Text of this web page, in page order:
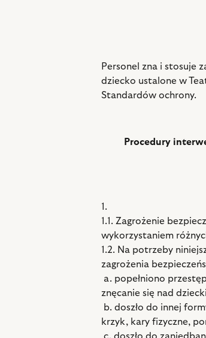
Personel zna i stosuje
dziecko ustalone w
Standardów ochrony.
Procedury
1.
1.1. Zagrożenie
wykorzystaniem
1.2. Na potrzeby
zagrożenia
a. popełniono
znęcanie się nad
b. doszło do innej
krzyk, kary fizyczne,